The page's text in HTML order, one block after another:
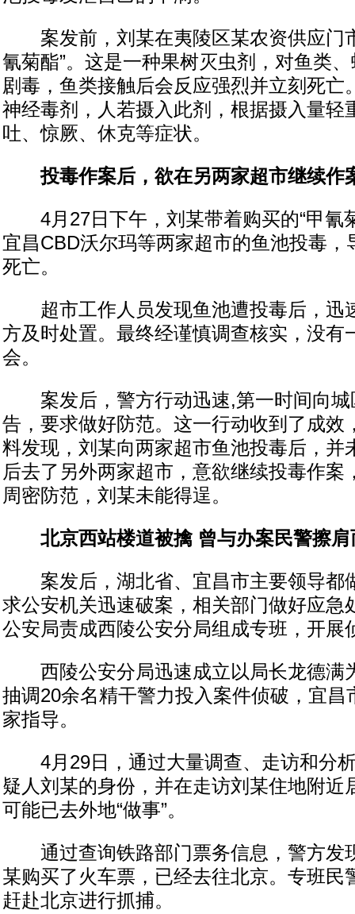
案发前，刘某在夷陵区某农资供应门
氰菊酯”。这是一种果树灭虫剂，对鱼类
剧毒，鱼类接触后会反应强烈并立刻死亡
神经毒剂，人若摄入此剂，根据摄入量轻
吐、惊厥、休克等症状。
投毒作案后，欲在另两家超市继续作
4月27日下午，刘某带着购买的“甲氰
宜昌CBD沃尔玛等两家超市的鱼池投毒，
死亡。
超市工作人员发现鱼池遭投毒后，迅
方及时处置。最终经谨慎调查核实，没有
会。
案发后，警方行动迅速,第一时间向城
告，要求做好防范。这一行动收到了成效
料发现，刘某向两家超市鱼池投毒后，并
后去了另外两家超市，意欲继续投毒作案
周密防范，刘某未能得逞。
北京西站楼道被擒 曾与办案民警擦肩
案发后，湖北省、宜昌市主要领导都
求公安机关迅速破案，相关部门做好应急
公安局责成西陵公安分局组成专班，开展
西陵公安分局迅速成立以局长龙德满
抽调20余名精干警力投入案件侦破，宜昌
家指导。
4月29日，通过大量调查、走访和分
疑人刘某的身份，并在走访刘某住地附近
可能已去外地“做事”。
通过查询铁路部门票务信息，警方发
某购买了火车票，已经去往北京。专班民
赶赴北京进行抓捕。